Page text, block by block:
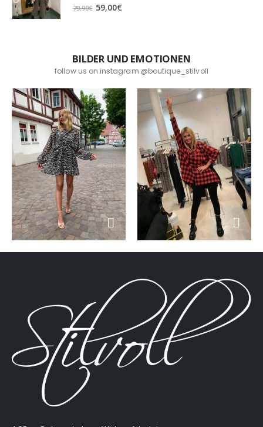
out of 5
79,90€ Ursprünglicher
59,00€
BILDER UND EMOTIONEN
follow us on instagram @boutique_stilvoll